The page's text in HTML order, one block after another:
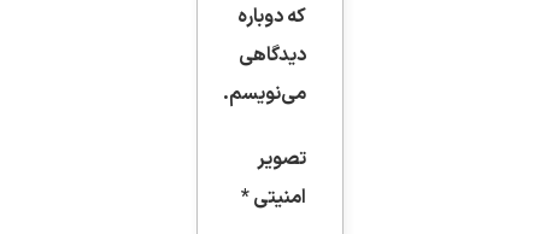
که دوباره
دیدگاهی
می‌نویسم.
تصویر
امنیتی*